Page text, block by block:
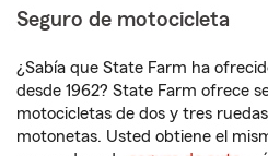
Seguro de motocicleta
¿Sabía que State Farm ha
desde 1962? State Farm ofrece
motocicletas de dos y tres
motonetas. Usted obtiene el